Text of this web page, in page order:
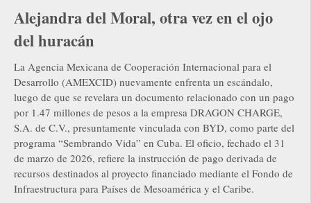
Alejandra del Moral, otra vez en el ojo
del huracán
La Agencia Mexicana de Cooperación Internacional para el
Desarrollo (AMEXCID) nuevamente enfrenta un escándalo,
luego de que se revelara un documento relacionado con un pago
por 1.47 millones de pesos a la empresa DRAGON CHARGE,
S.A. de C.V., presuntamente vinculada con BYD, como parte del
programa “Sembrando Vida” en Cuba. El oficio, fechado el 31
de marzo de 2026, refiere la instrucción de pago derivada de
recursos destinados al proyecto financiado mediante el Fondo de
Infraestructura para Países de Mesoamérica y el Caribe.